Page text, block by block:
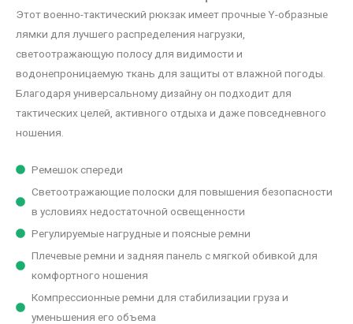
Этот военно-тактический рюкзак имеет прочные Y-образные
лямки для лучшего распределения нагрузки,
светоотражающую полосу для видимости и
водонепроницаемую ткань для защиты от влажной погоды.
Благодаря универсальному дизайну он подходит для
тактических целей, активного отдыха и даже повседневного
ношения.
Ремешок спереди
Светоотражающие полоски для повышения безопасности
в условиях недостаточной освещенности
Регулируемые нагрудные и поясные ремни
Плечевые ремни и задняя панель с мягкой обивкой для
комфортного ношения
Компрессионные ремни для стабилизации груза и
уменьшения его объема